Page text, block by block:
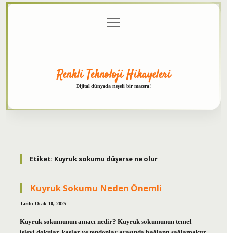
menüyü
aç
Renkli Teknoloji Hikayeleri
Dijital dünyada neşeli bir macera!
Etiket: Kuyruk sokumu düşerse ne olur
Kuyruk Sokumu Neden Önemli
Tarih: Ocak 10, 2025
Kuyruk sokumunun amacı nedir? Kuyruk sokumunun temel